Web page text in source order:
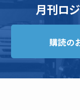
月刊ロ
購読の